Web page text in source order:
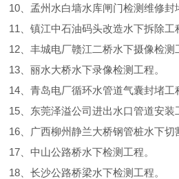
10、孟州水白墙水库闸门检测维修封
11、镇江中石油码头改造水下拆除工
12、丰城电厂赣江二桥水下摄像检测
13、丽水大桥水下录像检测工程。
14、青岛电厂循环水管道气囊封堵工
15、东莞泽溢公司进出水口管道安装
16、广西柳州静兰大桥钢管桩水下切
17、中山公路桥水下检测工程。
18、长沙公路桥梁水下检测工程。